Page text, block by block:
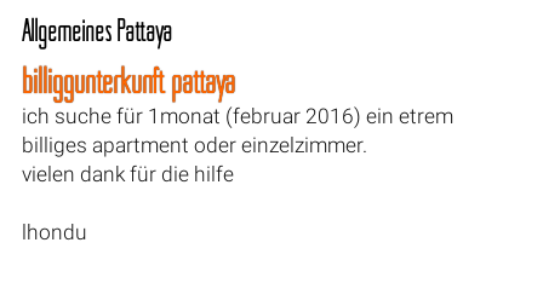
Allgemeines Pattaya
billiggunterkunft pattaya
ich suche für 1monat (februar 2016) ein etrem
billiges apartment oder einzelzimmer.
vielen dank für die hilfe
lhondu